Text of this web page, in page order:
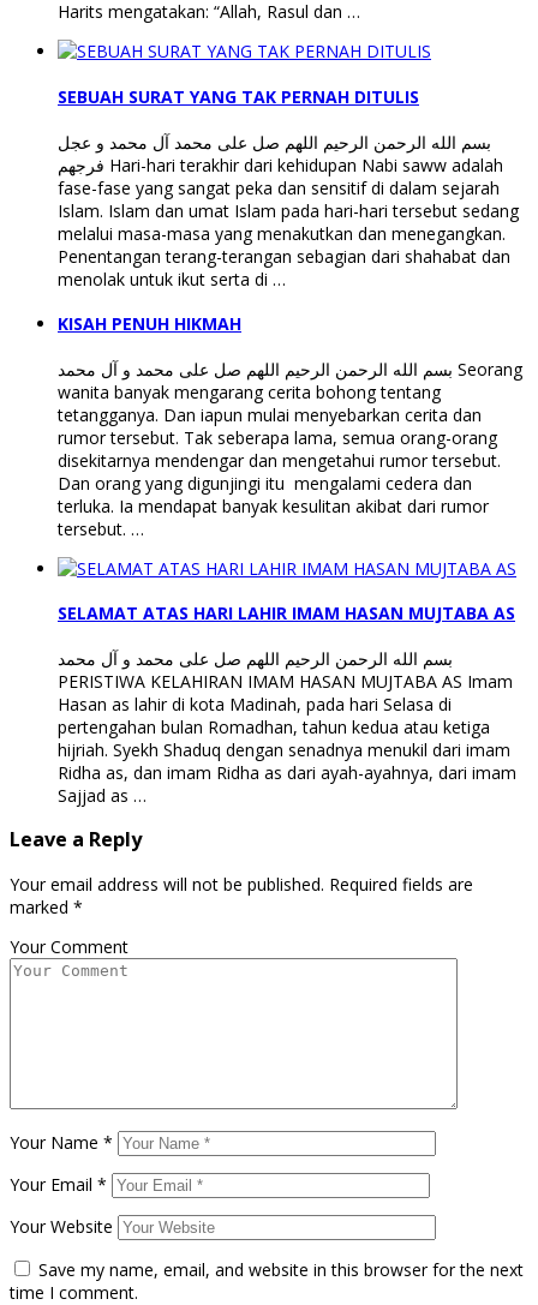
Harits mengatakan: “Allah, Rasul dan …
SEBUAH SURAT YANG TAK PERNAH DITULIS
بسم الله الرحمن الرحيم اللهم صل على محمد آل محمد و عجل
فرجهم Hari-hari terakhir dari kehidupan Nabi saww adalah
fase-fase yang sangat peka dan sensitif di dalam sejarah
Islam. Islam dan umat Islam pada hari-hari tersebut sedang
melalui masa-masa yang menakutkan dan menegangkan.
Penentangan terang-terangan sebagian dari shahabat dan
menolak untuk ikut serta di …
KISAH PENUH HIKMAH
بسم الله الرحمن الرحيم اللهم صل على محمد و آل محمد Seorang
wanita banyak mengarang cerita bohong tentang
tetangganya. Dan iapun mulai menyebarkan cerita dan
rumor tersebut. Tak seberapa lama, semua orang-orang
disekitarnya mendengar dan mengetahui rumor tersebut.
Dan orang yang digunjingi itu mengalami cedera dan
terluka. Ia mendapat banyak kesulitan akibat dari rumor
tersebut. …
SELAMAT ATAS HARI LAHIR IMAM HASAN MUJTABA AS
بسم الله الرحمن الرحيم اللهم صل على محمد و آل محمد
PERISTIWA KELAHIRAN IMAM HASAN MUJTABA AS Imam
Hasan as lahir di kota Madinah, pada hari Selasa di
pertengahan bulan Romadhan, tahun kedua atau ketiga
hijriah. Syekh Shaduq dengan senadnya menukil dari imam
Ridha as, dan imam Ridha as dari ayah-ayahnya, dari imam
Sajjad as …
Leave a Reply
Your email address will not be published. Required fields are
marked *
Your Comment
Your Name *
Your Email *
Your Website
Save my name, email, and website in this browser for the next
time I comment.